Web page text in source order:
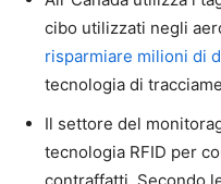
cibo utilizzati negli
risparmiare milioni di
tecnologia di
Il settore del
tecnologia RFID per